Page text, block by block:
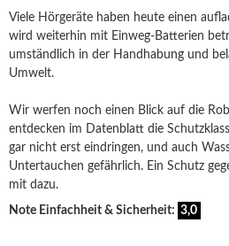
Viele Hörgeräte haben heute einen
wird weiterhin mit Einweg-Batterien
umständlich in der Handhabung und
Umwelt.
Wir werfen noch einen Blick auf die
entdecken im Datenblatt die
gar nicht erst eindringen, und auch
Untertauchen gefährlich. Ein Schutz
mit dazu.
Note Einfachheit & Sicherheit: 3,0